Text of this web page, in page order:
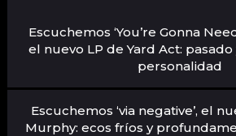
Escuchemos ‘You’re Gonna
el nuevo LP de Yard Act:
personalidad
Escuchemos ‘via negative’, el
Murphy: ecos fríos y